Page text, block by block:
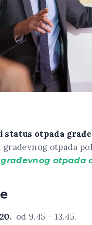
status otpada
građevnog otpada
građevnog otpada
od 9.45 – 13.45.